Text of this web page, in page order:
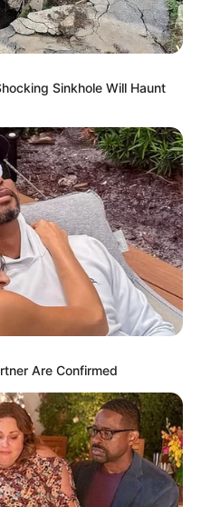
bueiros e
para evitar
Habitação iniciará
a limpeza e desobstrução
da Prefeitura
30/04/2021
Sinkhole Will Haunt
Are Confirmed